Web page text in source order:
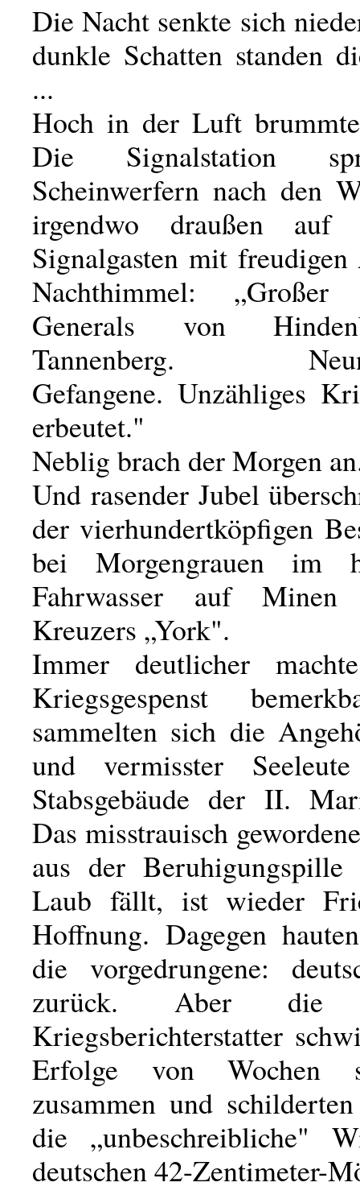
Die Nacht senkte sich
dunkle Schatten standen
...
Hoch in der Luft
Die Signalstation
Scheinwerfern nach den
irgendwo draußen auf
Signalgasten mit
Nachthimmel:
Generals von
Tannenberg.
Gefangene. Unzähliges
erbeutet."
Neblig brach der Morgen
Und rasender Jubel
der vierhundertköpfigen
bei Morgengrauen im
Fahrwasser auf Minen
Kreuzers „York".
Immer deutlicher
Kriegsgespenst
sammelten sich die
und vermisster
Stabsgebäude der II.
Das misstrauisch
aus der Beruhigungspille
Laub fällt, ist wieder
Hoffnung. Dagegen
die vorgedrungene:
zurück. Aber die
Kriegsberichterstatter
Erfolge von Wochen
zusammen und
die „unbeschreibliche"
deutschen 42-Zentimeter-